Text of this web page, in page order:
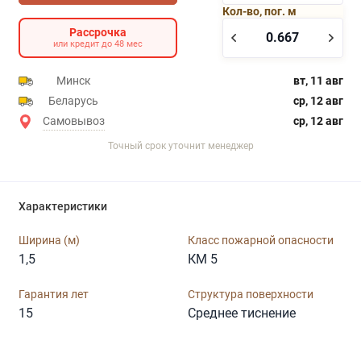
Кол-во, пог. м
Рассрочка
или кредит до 48 мес
Минск
вт, 11 авг
Беларусь
ср, 12 авг
Самовывоз
ср, 12 авг
Точный срок уточнит менеджер
Характеристики
Ширина (м)
1,5
Класс пожарной опасности
КМ 5
Гарантия лет
15
Структура поверхности
Среднее тиснение